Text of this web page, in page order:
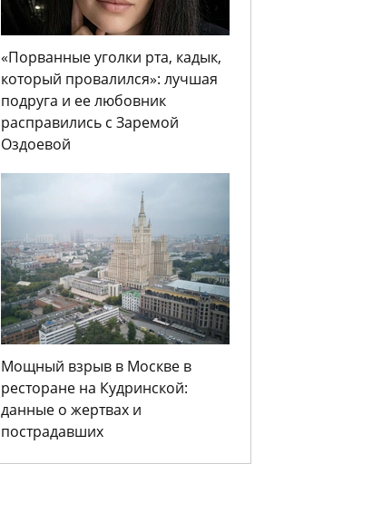
«Порванные уголки рта, кадык,
который провалился»: лучшая
подруга и ее любовник
расправились с Заремой
Оздоевой
Мощный взрыв в Москве в
ресторане на Кудринской:
данные о жертвах и
пострадавших